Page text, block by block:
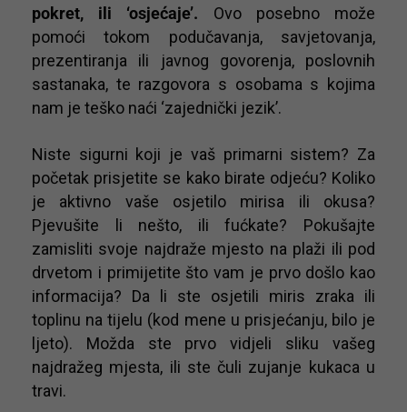
pokret, ili ‘osjećaje’. Ovo posebno može
pomoći tokom podučavanja, savjetovanja,
prezentiranja ili javnog govorenja, poslovnih
sastanaka, te razgovora s osobama s kojima
nam je teško naći ‘zajednički jezik’.
Niste sigurni koji je vaš primarni sistem? Za
početak prisjetite se kako birate odjeću? Koliko
je aktivno vaše osjetilo mirisa ili okusa?
Pjevušite li nešto, ili fućkate? Pokušajte
zamisliti svoje najdraže mjesto na plaži ili pod
drvetom i primijetite što vam je prvo došlo kao
informacija? Da li ste osjetili miris zraka ili
toplinu na tijelu (kod mene u prisjećanju, bilo je
ljeto). Možda ste prvo vidjeli sliku vašeg
najdražeg mjesta, ili ste čuli zujanje kukaca u
travi.